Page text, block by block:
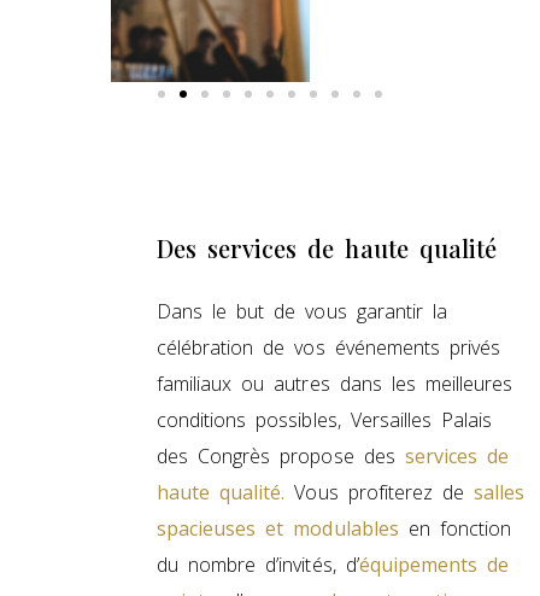
Des services de haute qualité
Dans le but de vous garantir la
célébration de vos événements privés
familiaux ou autres dans les meilleures
conditions possibles, Versailles Palais
des Congrès propose des services de
haute qualité. Vous profiterez desalles
spacieuses et modulables en fonction
du nombre d’invités, d’équipements de